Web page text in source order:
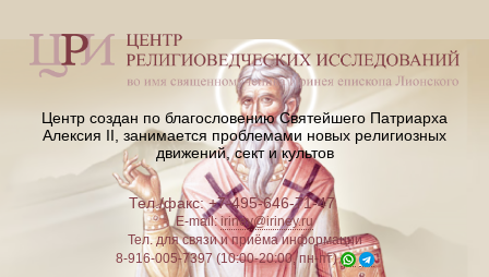
Центр создан по благословению Святейшего Патриарха
Алексия II, занимается проблемами новых религиозных
движений, сект и культов
Тел./факс: +7-495-646-71-47
E-mail:iriney@iriney.ru
Тел. для связи и приёма информации
8-916-005-7397 (10:00-20:00, пн-пт)